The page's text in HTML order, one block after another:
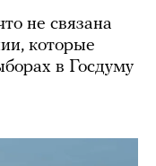
не связана
которые
в Госдуму